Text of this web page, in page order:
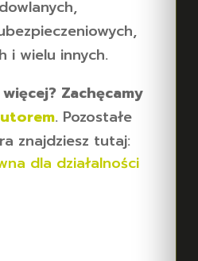
i wielu innych.
Zachęcamy
. Pozostałe
znajdziesz tutaj:
dla działalności